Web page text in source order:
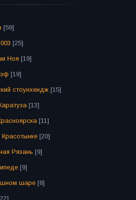
[59]
[25]
Ноя [19]
[19]
стоунхендж [15]
[13]
[11]
[20]
Рязань [9]
[9]
шаре [8]